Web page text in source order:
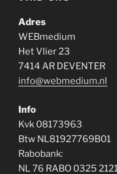
Adres
WEBmedium
Het Vlier 23
7414 AR DEVENTER
info@webmedium.nl
Info
Kvk 08173963
Btw NL81927769B01
Rabobank:
NL 76 RABO 0325